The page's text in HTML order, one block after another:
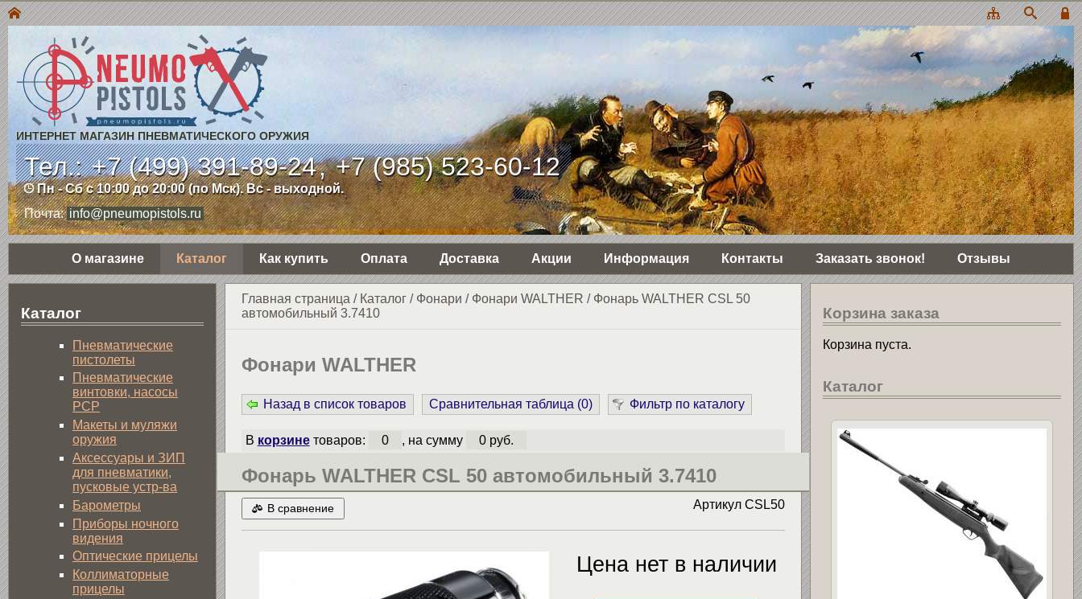
ИНТЕРНЕТ МАГАЗИН ПНЕВМАТИЧЕСКОГО ОРУЖИЯ
Тел.:+7 (499) 391-89-24,+7 (985) 523-60-12
Пн - Сб с 10:00 до 20:00 (по Мск). Вс - выходной.
Почта: info@pneumopistols.ru
О магазине Каталог Как купить Оплата Доставка Акции Информация Контакты Заказать звонок! Отзывы
Главная страница / Каталог/ Фонари / Фонари WALTHER / Фонарь WALTHER CSL 50
автомобильный 3.7410
Фонари WALTHER
Назад в список товаров Сравнительная таблица (0) Фильтр по каталогу
В корзинетоваров: 0 , на сумму 0 руб.
Фонарь WALTHER CSL 50 автомобильный 3.7410
В сравнение АртикулCSL50
Цена нет в наличии
Каталог
Пнев­ма­ти­чес­кие
пистолеты
Пневматические
винтовки, насосы
PCP
Макеты и муляжи
оружия
Аксессуары и ЗИП
для пневматики,
пусковые устр-ва
Барометры
Приборы ночного
видения
Оптические прицелы
Коллиматорные
прицелы
Корзина заказа
Корзина пуста.
Каталог